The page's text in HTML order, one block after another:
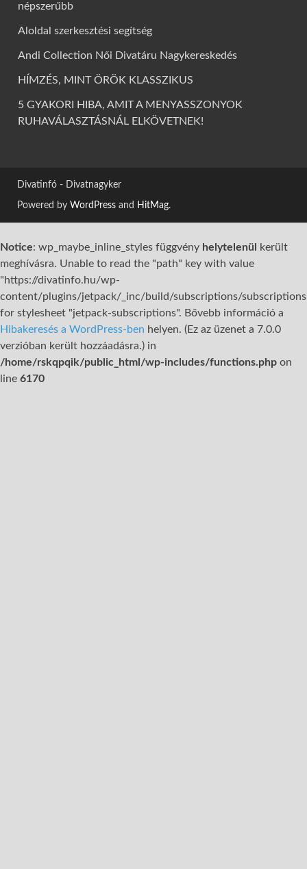
népszerűbb
Aloldal szerkesztési segítség
Andi Collection Női Divatáru Nagykereskedés
HÍMZÉS, MINT ÖRÖK KLASSZIKUS
5 GYAKORI HIBA, AMIT A MENYASSZONYOK
RUHAVÁLASZTÁSNÁL ELKÖVETNEK!
Divatinfó - Divatnagyker
Powered by WordPress and HitMag.
Notice: wp_maybe_inline_styles függvény helytelenül
került
meghívásra. Unable to read the "path" key with value
"https://divatinfo.hu/wp-
content/plugins/jetpack/_inc/build/subscriptions/
for stylesheet "jetpack-subscriptions". Bővebb információ a
Hibakeresés a WordPress-ben helyen. (Ez az üzenet a 7.0.0
verzióban került hozzáadásra.) in
/home/rskqpqik/public_html/wp-includes/functions.php on
line 6170